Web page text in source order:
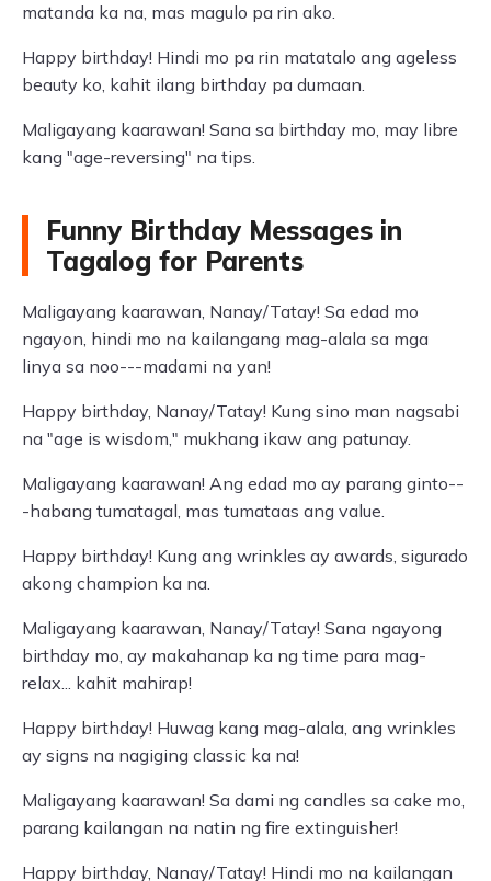
matanda ka na, mas magulo pa rin ako.
Happy birthday! Hindi mo pa rin matatalo ang ageless
beauty ko, kahit ilang birthday pa dumaan.
Maligayang kaarawan! Sana sa birthday mo, may libre
kang "age-reversing" na tips.
Funny Birthday Messages in
Tagalog for Parents
Maligayang kaarawan, Nanay/Tatay! Sa edad mo
ngayon, hindi mo na kailangang mag-alala sa mga
linya sa noo---madami na yan!
Happy birthday, Nanay/Tatay! Kung sino man nagsabi
na "age is wisdom," mukhang ikaw ang patunay.
Maligayang kaarawan! Ang edad mo ay parang ginto--
-habang tumatagal, mas tumataas ang value.
Happy birthday! Kung ang wrinkles ay awards, sigurado
akong champion ka na.
Maligayang kaarawan, Nanay/Tatay! Sana ngayong
birthday mo, ay makahanap ka ng time para mag-
relax... kahit mahirap!
Happy birthday! Huwag kang mag-alala, ang wrinkles
ay signs na nagiging classic ka na!
Maligayang kaarawan! Sa dami ng candles sa cake mo,
parang kailangan na natin ng fire extinguisher!
Happy birthday, Nanay/Tatay! Hindi mo na kailangan